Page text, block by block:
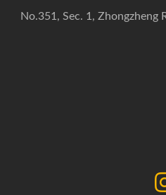
No.351, Sec. 1, Zhongzheng